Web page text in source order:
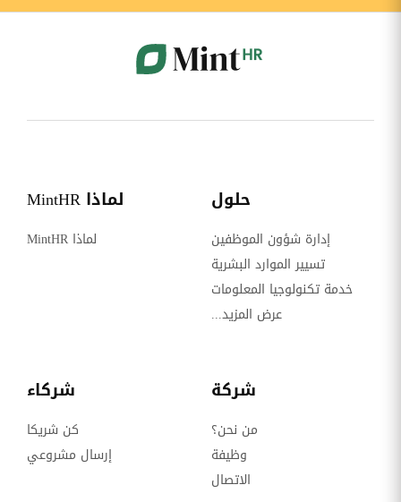
حلول
إدارة شؤون الموظفين
تسيير الموارد البشرية
خدمة تكنولوجيا المعلومات
عرض المزيد...
لماذا MintHR
لماذا MintHR
شركة
من نحن؟
وظيفة
الاتصال
شركاء
كن شريكا
إرسال مشروعي